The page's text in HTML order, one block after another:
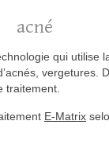
acné
qui utilise
vergetures.
traitement.
E-Matrix